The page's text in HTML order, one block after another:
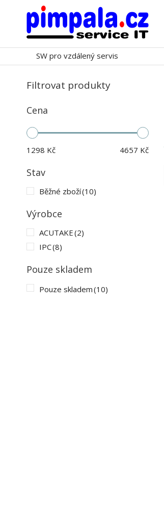
SW pro vzdálený servis
Filtrovat produkty
Cena
1298 Kč 4657 Kč
Stav
Běžné zboží(10)
Výrobce
ACUTAKE(2)
IPC(8)
Pouze skladem
Pouze skladem(10)